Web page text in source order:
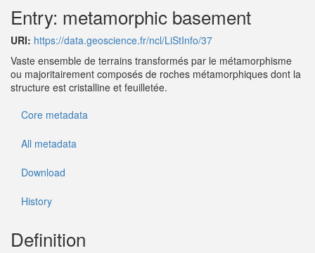
Entry: metamorphic basement
URI: https://data.geoscience.fr/ncl/LiStInfo/37
Vaste ensemble de terrains transformés par le métamorphisme
ou majoritairement composés de roches métamorphiques dont la
structure est cristalline et feuilletée.
Core metadata
All metadata
Download
History
Definition